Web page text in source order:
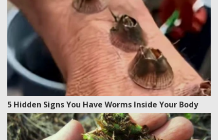
5 Hidden Signs You Have Worms Inside Your Body